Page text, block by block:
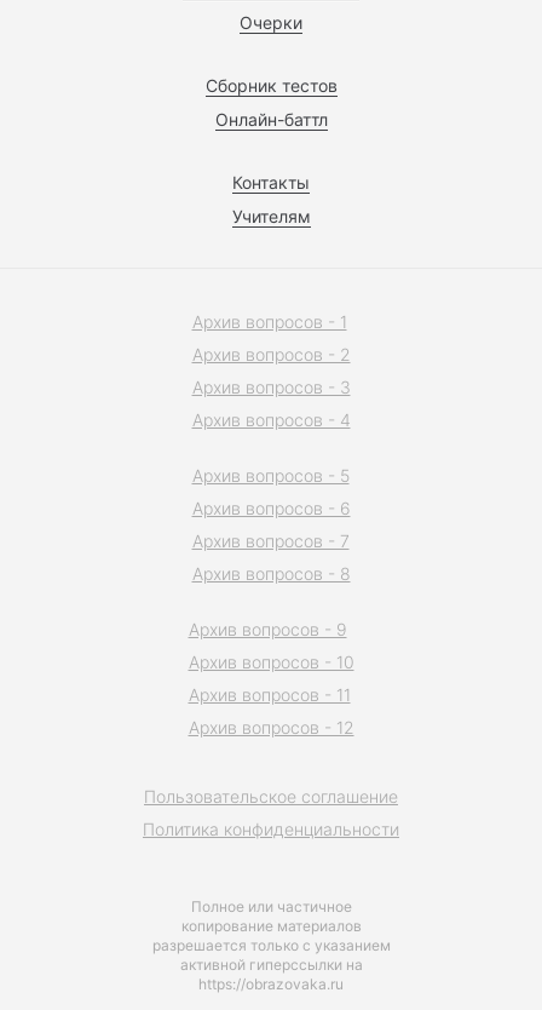
Очерки
Сборник тестов
Онлайн-баттл
Контакты
Учителям
Полное или частичное
копирование материалов
разрешается только с указанием
активной гиперссылки на
https://obrazovaka.ru
Пользовательское соглашение
Политика конфиденциальности
Архив вопросов - 1
Архив вопросов - 2
Архив вопросов - 3
Архив вопросов - 4
Архив вопросов - 5
Архив вопросов - 6
Архив вопросов - 7
Архив вопросов - 8
Архив вопросов - 9
Архив вопросов - 10
Архив вопросов - 11
Архив вопросов - 12